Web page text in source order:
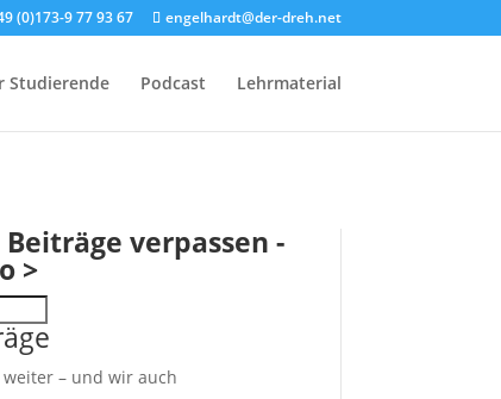
(0)173-9 77 93 67 engelhardt@der-dreh.net
Studierende Podcast Lehrmaterial
verpassen -
>
– und wir auch